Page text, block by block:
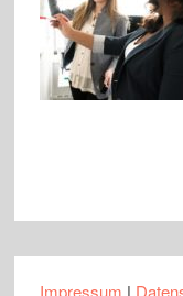
Impressum |